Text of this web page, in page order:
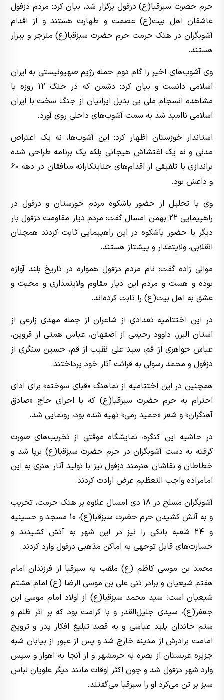
حرم حضرت سبزقبا(ع) دزفول برگزار شد، بیان کرد: مردم دزفول
عاشقان اهل بیت(ع) عصمت و طهارت هستند و از اقدام
آشوبگران در هتک حرمت حرم حضرت سبزقبا(ع) منزجر و بیزار
هستند.
وی آشوب‌های اخیر را گام دوم حمله رژیم صهیونیستی به ایران
اسلامی دانست و بیان کرد: دشمن که در جنگ 12 روزه با
مشاهده انسجام ملی بی بدیل ایرانیان از جنگ سخت با ایران
اسلامی ناامید شد به سمت آشوب‌های داخلی روی آورد.
استاندار خوزستان اظهار کرد: این آشوب‌ها، نه یک اعتراض
مدنی و نه یک اغتشاش هیجانی بلکه یک برنامه طراحی شده
براندازی با تلفیقی از اقدام‌های جنایتکارانه منافقان در دهه 60
و داعش بود.
وی با تجلیل از حضور باشکوه مردم خوزستان و دزفول در
راهپیمایی 22 بهمن امسال گفت: مردم دیار مقاومت دزفول بار
دیگر با حضور باشکوه در این راهپیمایی ثابت کردند همچنان
انقلابی، ولایتمدار و پیشتاز هستند.
موالی زاده گفت: نام مردم دزفول همواره در تاریخ بلند آوازه
بوده و هست و مردم این دیار مقاوم ولایتمداری و محبت و
عشق به اهل بیت(ع) را ثابت کرده‌اند.
در این اختتامیه تعدادی از شاعران از جمله مهدی زارعی از
استان البرز، داوود رحیمی از اصفهان، عباس همتی از قزوین،
عباس جواهری از قم، سید علی نقیب از قم، حسین سنگری از
دزفول و محمد رسولی به قرائت آثار خود پرداختند.
همچنین در این اختتامیه از نماهنگ «قبای سوخته» برای ادای
احترام به حرم حضرت سبزقبا(ع) که با اجرای حاج «صادق
آهنگران» و شعر «حمید رمی» تهیه شده بود، رونمایی شد.
در حاشیه این کنگره، نمایشگاه موقتی از تخریب‌های صورت
گرفته به دست آشوبگران در حرم حضرت سبزقبا(ع) برپا شد و
خطاطان و نقاشان هنرمند دزفول نیز با تولید آثار هنری به این
امامزاده واجب التعظیم عرض ارادت کردند.
آشوبگران مسلح در 18 دی امسال علاوه بر هتک حرمت، تخریب
و به آتش کشیدن حرم حضرت سبزقبا(ع)، 10 مسجد و حسینیه
و 24 شعبه بانکی را نیز در این شهر به آتش کشیدند و
خسارت‌های قابل توجهی به اماکن مذهبی دزفول وارد کردند.
محمد بن موسی کاظم (ع) ملقب به سبزقبا از فرزندان امام
هفتم شیعیان و برادر تنی علی بن موسی الرضا (ع) امام هشتم
شیعیان است؛ سید محمد سبزقبا(ع) از اولاد امام موسی‌ ابن
‌جعفر(ع)، سیدی جلیل‌القدر و با کرامت بود که بر اثر ظلم و
ستم خاندان پلید عباسی و به قصد تبلیغ افکار پدر و ترویج
امامت برادرش از مدینه خارج شد و پس از عبور از بیابان‌ شبه
جزیره عربستان از بصره به خرمشهر و از آنجا به اهواز و سپس
وارد شهر دزفول شد و چون اکثر اوقات مانند دیگر علویان لباس
سبز بر تن می‌کرد او را سبزقبا می‌گفتند.